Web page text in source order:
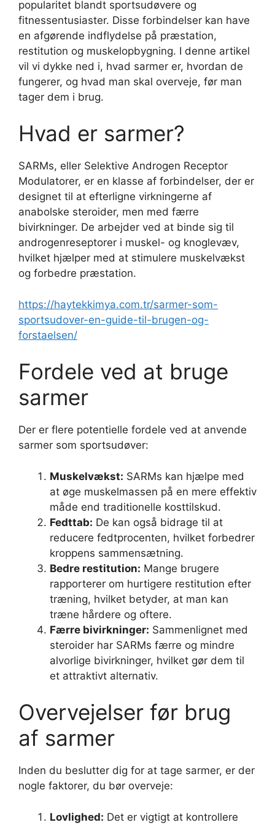
popularitet blandt sportsudøvere og
fitnessentusiaster. Disse forbindelser kan have
en afgørende indflydelse på præstation,
restitution og muskelopbygning. I denne artikel
vil vi dykke ned i, hvad sarmer er, hvordan de
fungerer, og hvad man skal overveje, før man
tager dem i brug.
Hvad er sarmer?
SARMs, eller Selektive Androgen Receptor
Modulatorer, er en klasse af forbindelser, der er
designet til at efterligne virkningerne af
anabolske steroider, men med færre
bivirkninger. De arbejder ved at binde sig til
androgenreseptorer i muskel- og knoglevæv,
hvilket hjælper med at stimulere muskelvækst
og forbedre præstation.
https://haytekkimya.com.tr/sarmer-som-
sportsudover-en-guide-til-brugen-og-
forstaelsen/
Fordele ved at bruge
sarmer
Der er flere potentielle fordele ved at anvende
sarmer som sportsudøver:
Muskelvækst: SARMs kan hjælpe med
at øge muskelmassen på en mere effektiv
måde end traditionelle kosttilskud.
Fedttab: De kan også bidrage til at
reducere fedtprocenten, hvilket forbedrer
kroppens sammensætning.
Bedre restitution: Mange brugere
rapporterer om hurtigere restitution efter
træning, hvilket betyder, at man kan
træne hårdere og oftere.
Færre bivirkninger: Sammenlignet med
steroider har SARMs færre og mindre
alvorlige bivirkninger, hvilket gør dem til
et attraktivt alternativ.
Overvejelser før brug
af sarmer
Inden du beslutter dig for at tage sarmer, er der
nogle faktorer, du bør overveje:
Lovlighed: Det er vigtigt at kontrollere